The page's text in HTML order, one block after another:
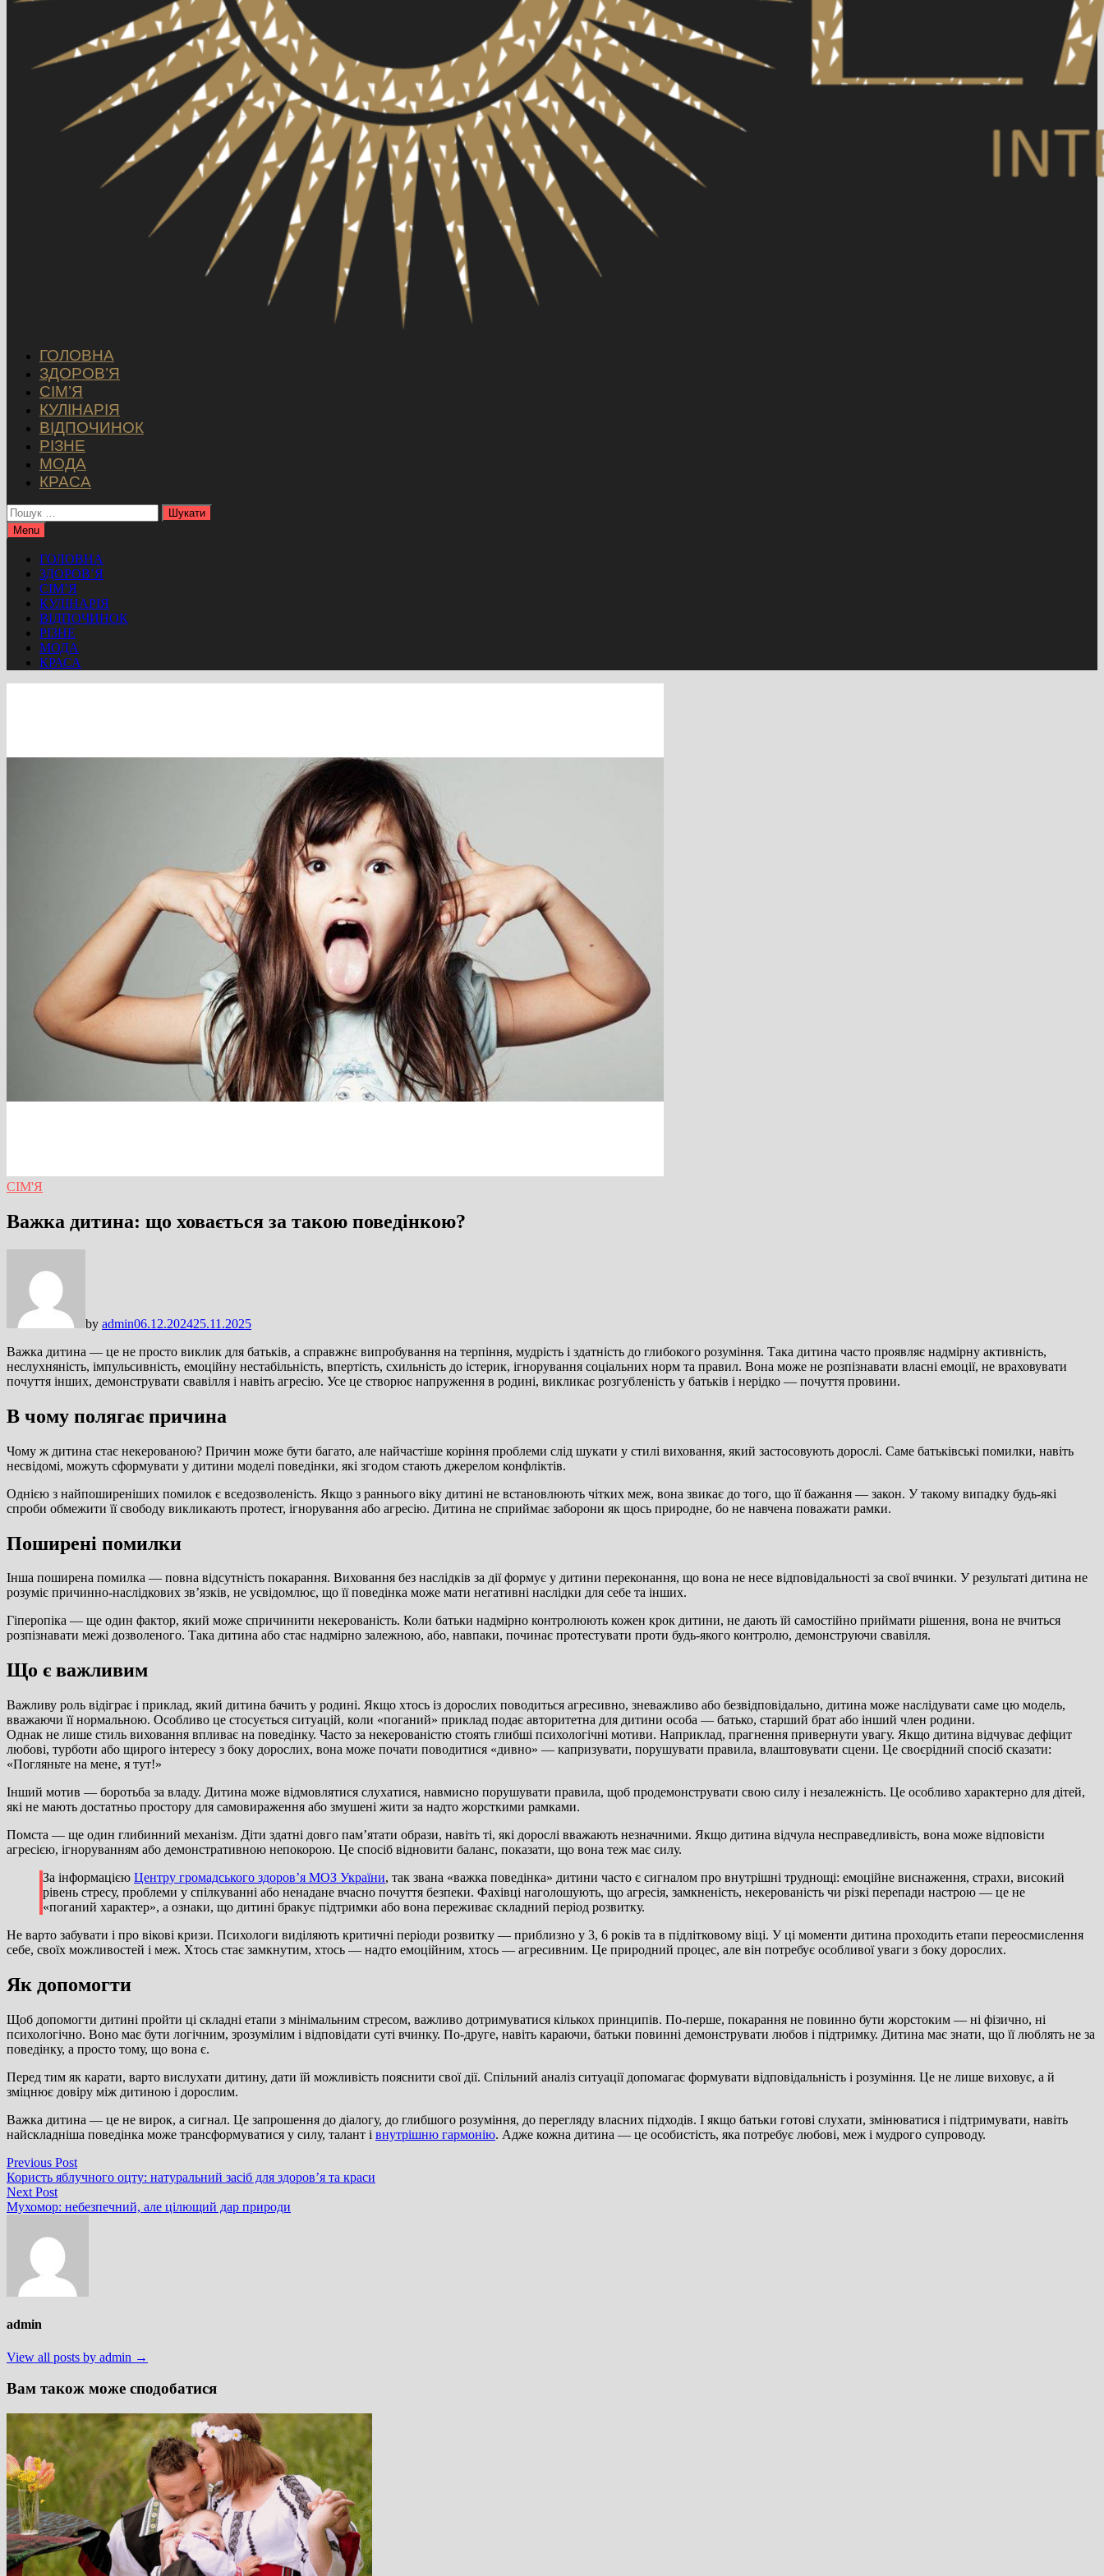
ГОЛОВНА
ЗДОРОВ’Я
СІМ’Я
КУЛІНАРІЯ
ВІДПОЧИНОК
РІЗНЕ
МОДА
КРАСА
Пошук:
Menu
ГОЛОВНА
ЗДОРОВ’Я
СІМ’Я
КУЛІНАРІЯ
ВІДПОЧИНОК
РІЗНЕ
МОДА
КРАСА
СІМ'Я
Важка дитина: що ховається за такою поведінкою?
by admin06.12.202425.11.2025
Важка дитина — це не просто виклик для батьків, а справжнє випробування на терпіння, мудрість і здатність до глибокого розуміння. Така дитина часто проявляє надмірну активність,
неслухняність, імпульсивність, емоційну нестабільність, впертість, схильність до істерик, ігнорування соціальних норм та правил. Вона може не розпізнавати власні емоції, не враховувати
почуття інших, демонструвати свавілля і навіть агресію. Усе це створює напруження в родині, викликає розгубленість у батьків і нерідко — почуття провини.
В чому полягає причина
Чому ж дитина стає некерованою? Причин може бути багато, але найчастіше коріння проблеми слід шукати у стилі виховання, який застосовують дорослі. Саме батьківські помилки, навіть
несвідомі, можуть сформувати у дитини моделі поведінки, які згодом стають джерелом конфліктів.
Однією з найпоширеніших помилок є вседозволеність. Якщо з раннього віку дитині не встановлюють чітких меж, вона звикає до того, що її бажання — закон. У такому випадку будь-які
спроби обмежити її свободу викликають протест, ігнорування або агресію. Дитина не сприймає заборони як щось природне, бо не навчена поважати рамки.
Поширені помилки
Інша поширена помилка — повна відсутність покарання. Виховання без наслідків за дії формує у дитини переконання, що вона не несе відповідальності за свої вчинки. У результаті дитина не
розуміє причинно-наслідкових зв’язків, не усвідомлює, що її поведінка може мати негативні наслідки для себе та інших.
Гіперопіка — ще один фактор, який може спричинити некерованість. Коли батьки надмірно контролюють кожен крок дитини, не дають їй самостійно приймати рішення, вона не вчиться
розпізнавати межі дозволеного. Така дитина або стає надмірно залежною, або, навпаки, починає протестувати проти будь-якого контролю, демонструючи свавілля.
Що є важливим
Важливу роль відіграє і приклад, який дитина бачить у родині. Якщо хтось із дорослих поводиться агресивно, зневажливо або безвідповідально, дитина може наслідувати саме цю модель,
вважаючи її нормальною. Особливо це стосується ситуацій, коли «поганий» приклад подає авторитетна для дитини особа — батько, старший брат або інший член родини.
Однак не лише стиль виховання впливає на поведінку. Часто за некерованістю стоять глибші психологічні мотиви. Наприклад, прагнення привернути увагу. Якщо дитина відчуває дефіцит
любові, турботи або щирого інтересу з боку дорослих, вона може почати поводитися «дивно» — капризувати, порушувати правила, влаштовувати сцени. Це своєрідний спосіб сказати:
«Погляньте на мене, я тут!»
Інший мотив — боротьба за владу. Дитина може відмовлятися слухатися, навмисно порушувати правила, щоб продемонструвати свою силу і незалежність. Це особливо характерно для дітей,
які не мають достатньо простору для самовираження або змушені жити за надто жорсткими рамками.
Помста — ще один глибинний механізм. Діти здатні довго пам’ятати образи, навіть ті, які дорослі вважають незначними. Якщо дитина відчула несправедливість, вона може відповісти
агресією, ігноруванням або демонстративною непокорою. Це спосіб відновити баланс, показати, що вона теж має силу.
За інформацією Центру громадського здоров’я МОЗ України, так звана «важка поведінка» дитини часто є сигналом про внутрішні труднощі: емоційне виснаження, страхи, високий
рівень стресу, проблеми у спілкуванні або ненадане вчасно почуття безпеки. Фахівці наголошують, що агресія, замкненість, некерованість чи різкі перепади настрою — це не
«поганий характер», а ознаки, що дитині бракує підтримки або вона переживає складний період розвитку.
Не варто забувати і про вікові кризи. Психологи виділяють критичні періоди розвитку — приблизно у 3, 6 років та в підлітковому віці. У ці моменти дитина проходить етапи переосмислення
себе, своїх можливостей і меж. Хтось стає замкнутим, хтось — надто емоційним, хтось — агресивним. Це природний процес, але він потребує особливої уваги з боку дорослих.
Як допомогти
Щоб допомогти дитині пройти ці складні етапи з мінімальним стресом, важливо дотримуватися кількох принципів. По-перше, покарання не повинно бути жорстоким — ні фізично, ні
психологічно. Воно має бути логічним, зрозумілим і відповідати суті вчинку. По-друге, навіть караючи, батьки повинні демонструвати любов і підтримку. Дитина має знати, що її люблять не за
поведінку, а просто тому, що вона є.
Перед тим як карати, варто вислухати дитину, дати їй можливість пояснити свої дії. Спільний аналіз ситуації допомагає формувати відповідальність і розуміння. Це не лише виховує, а й
зміцнює довіру між дитиною і дорослим.
Важка дитина — це не вирок, а сигнал. Це запрошення до діалогу, до глибшого розуміння, до перегляду власних підходів. І якщо батьки готові слухати, змінюватися і підтримувати, навіть
найскладніша поведінка може трансформуватися у силу, талант і внутрішню гармонію. Адже кожна дитина — це особистість, яка потребує любові, меж і мудрого супроводу.
Навігація
записів
Previous PostPrevious
post:
Користь яблучного оцту: натуральний засіб для здоров’я та краси
Next PostNext
post:
Мухомор: небезпечний, але цілющий дар природи
admin
View all posts by admin →
Вам також може сподобатися